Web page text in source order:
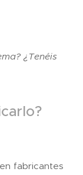
¿Tenéis
fabricantes